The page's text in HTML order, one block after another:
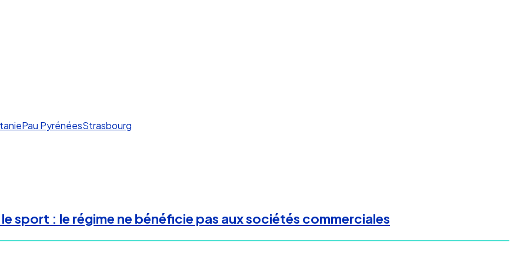
Pau PyrénéesStrasbourg
sport : le régime ne bénéficie pas aux sociétés commerciales